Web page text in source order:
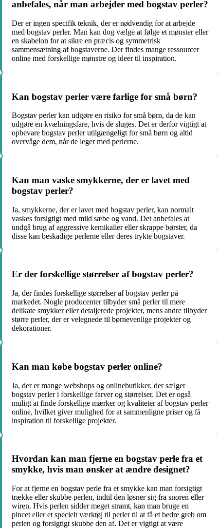
anbefales, når man arbejder med bogstav perler?
Der er ingen specifik teknik, der er nødvendig for at arbejde
med bogstav perler. Man kan dog vælge at følge et mønster eller
en skabelon for at sikre en præcis og symmetrisk
sammensætning af bogstaverne. Der findes mange ressourcer
online med forskellige mønstre og ideer til inspiration.
Kan bogstav perler være farlige for små børn?
Bogstav perler kan udgøre en risiko for små børn, da de kan
udgøre en kvælningsfare, hvis de sluges. Det er derfor vigtigt at
opbevare bogstav perler utilgængeligt for små børn og altid
overvåge dem, når de leger med perlerne.
Kan man vaske smykkerne, der er lavet med
bogstav perler?
Ja, smykkerne, der er lavet med bogstav perler, kan normalt
vaskes forsigtigt med mild sæbe og vand. Det anbefales at
undgå brug af aggressive kemikalier eller skrappe børster, da
disse kan beskadige perlerne eller deres trykte bogstaver.
Er der forskellige størrelser af bogstav perler?
Ja, der findes forskellige størrelser af bogstav perler på
markedet. Nogle producenter tilbyder små perler til mere
delikate smykker eller detaljerede projekter, mens andre tilbyder
større perler, der er velegnede til børnevenlige projekter og
dekorationer.
Kan man købe bogstav perler online?
Ja, der er mange webshops og onlinebutikker, der sælger
bogstav perler i forskellige farver og størrelser. Det er også
muligt at finde forskellige mærker og kvaliteter af bogstav perler
online, hvilket giver mulighed for at sammenligne priser og få
inspiration til forskellige projekter.
Hvordan kan man fjerne en bogstav perle fra et
smykke, hvis man ønsker at ændre designet?
For at fjerne en bogstav perle fra et smykke kan man forsigtigt
trække eller skubbe perlen, indtil den løsner sig fra snoren eller
wiren. Hvis perlen sidder meget stramt, kan man bruge en
pincet eller et specielt værktøj til perler til at få et bedre greb om
perlen og forsigtigt skubbe den af. Det er vigtigt at være